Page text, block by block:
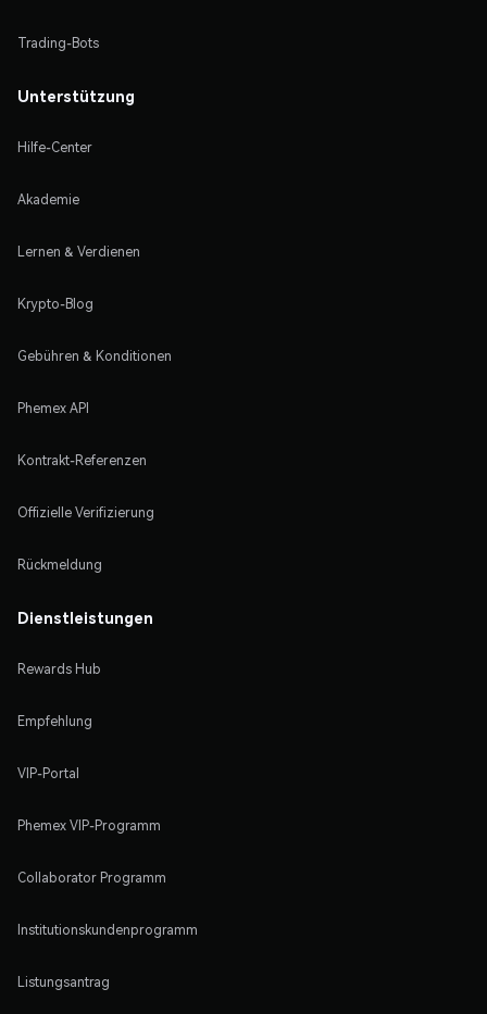
Trading-Bots
Unterstützung
Hilfe-Center
Akademie
Lernen & Verdienen
Krypto-Blog
Gebühren & Konditionen
Phemex API
Kontrakt-Referenzen
Offizielle Verifizierung
Rückmeldung
Dienstleistungen
Rewards Hub
Empfehlung
VIP-Portal
Phemex VIP-Programm
Collaborator Programm
Institutionskundenprogramm
Listungsantrag